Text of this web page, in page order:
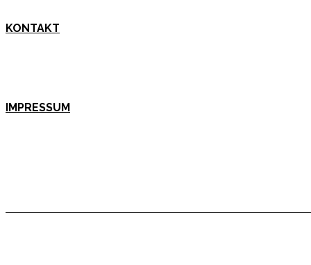
KONTAKT
IMPRESSUM